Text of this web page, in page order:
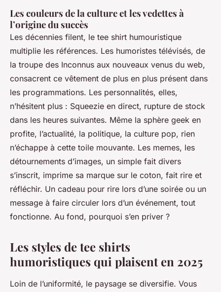
Les couleurs de la culture et les vedettes à
l’origine du succès
Les décennies filent, le tee shirt humouristique
multiplie les références. Les humoristes télévisés, de
la troupe des Inconnus aux nouveaux venus du web,
consacrent ce vêtement de plus en plus présent dans
les programmations. Les personnalités, elles,
n’hésitent plus : Squeezie en direct, rupture de stock
dans les heures suivantes. Même la sphère geek en
profite, l’actualité, la politique, la culture pop, rien
n’échappe à cette toile mouvante. Les memes, les
détournements d’images, un simple fait divers
s’inscrit, imprime sa marque sur le coton, fait rire et
réfléchir. Un cadeau pour rire lors d’une soirée ou un
message à faire circuler lors d’un événement, tout
fonctionne. Au fond, pourquoi s’en priver ?
Les styles de tee shirts
humoristiques qui plaisent en 2025
Loin de l’uniformité, le paysage se diversifie. Vous